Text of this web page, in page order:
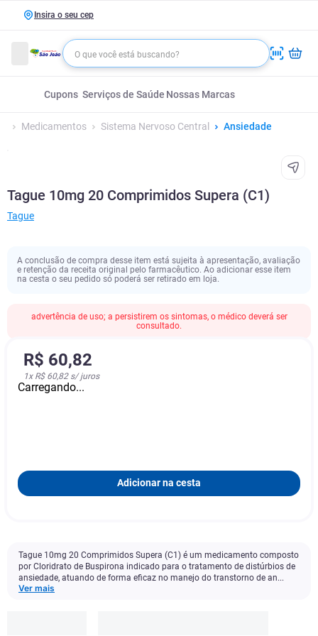
Insira o seu cep
Cupons Serviços de Saúde Nossas Marcas
Medicamentos Sistema Nervoso Central Ansiedade
Tague 10mg 20 Comprimidos Supera (C1)
Tague
A conclusão de compra desse item está sujeita à apresentação, avaliação
e retenção da receita original pelo farmacêutico. Ao adicionar esse item
na cesta o seu pedido só poderá ser retirado em loja.
advertência de uso; a persistirem os sintomas, o médico deverá ser
consultado.
R$ 60,82
1x R$ 60,82s/ juros
Carregando...
Adicionar na cesta
Tague 10mg 20 Comprimidos Supera (C1) é um medicamento composto
por Cloridrato de Buspirona indicado para o tratamento de distúrbios de
ansiedade, atuando de forma eficaz no manejo do transtorno de an...
Ver mais